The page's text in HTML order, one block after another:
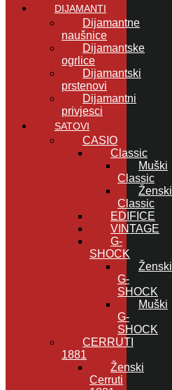
DIJAMANTI
Dijamantne
naušnice
Dijamantske
ogrlice
Dijamantski
prstenovi
Dijamantni
privjesci
SATOVI
CASIO
Classic
Muški
Classic
Ženski
Classic
EDIFICE
VINTAGE
G-
SHOCK
Ženski
G-
SHOCK
Muški
G-
SHOCK
CERRUTI
1881
Ženski
Cerruti